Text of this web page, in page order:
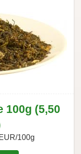
100g (5,50
100g